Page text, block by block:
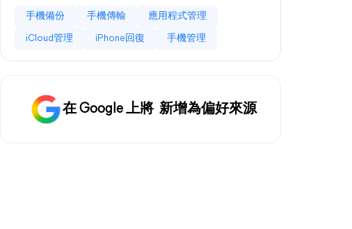
手機備份 手機傳輸 應用程式管理
iCloud管理 iPhone回復 手機管理
在 Google 上將 新增為偏好來源